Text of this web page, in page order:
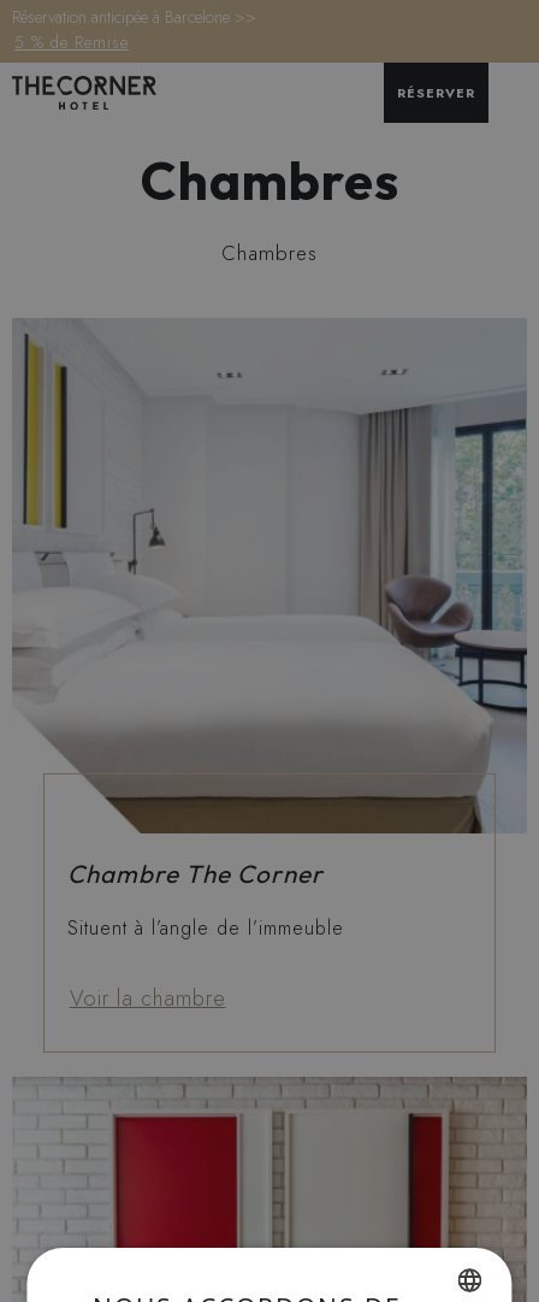
Réservation anticipée à Barcelone >>
5 % de Remise
RÉSERVER
Chambres
Chambres
Chambre The Corner
Situent à l’angle de l’immeuble
Voir la chambre